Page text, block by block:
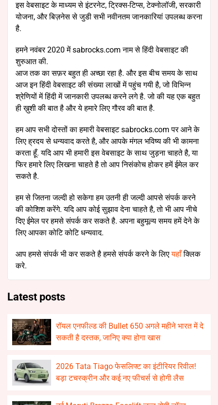
इस वेबसाइट के माध्यम से इंटरनेट, ट्रिक्स-टिप्स, टेक्नोलॉजी, सरकारी
योजना, और बिज़नेस से जुडी सभी नवीनतम जानकारियां उपलब्ध करना
है.
हमने नवंबर 2020 में sabrocks.com नाम से हिंदी वेबसाइट की
शुरुआत की.
आज तक का सफ़र बहुत ही अच्छा रहा है. और इस बीच समय के साथ
आज इन हिंदी वेबसाइट की संख्या लाखों में पहुंच गयी है, जो विभिन्न
श्रेणियों में हिंदी में जानकारी उपलब्ध करने लगे है. जो की यह एक बहुत
ही ख़ुशी की बात है और ये हमारे लिए गौरव की बात है.
हम आप सभी दोस्तों का हमारी वेबसाइट sabrocks.com पर आने के
लिए ह्रदय से धन्यवाद करते है, और आपके मंगल भविष्य की भी कामना
करता हूँ. यदि आप भी हमारी इस वेबसाइट के साथ जुड़ना चाहते है, या
फिर हमारे लिए लिखना चाहते है तो आप निसंकोच होकर हमें ईमेल कर
सकते है.
हम से जितना जल्दी हो सकेगा हम उतनी ही जल्दी आपसे संपर्क करने
की कोशिश करेंगे. यदि आप कोई सुझाव देना चाहते है, तो भी आप नीचे
दिए ईमेल पर हमसे संपर्क कर सकते है. अपना बहुमूल्य समय हमें देने के
लिए आपका कोटि कोटि धन्यवाद.
आप हमसे संपर्क भी कर सकते है हमसे संपर्क करने के लिएयहाँक्लिक
करे.
Latest posts
रॉयल एनफील्ड की Bullet 650 अगले महीने भारत में दे
सकती है दस्तक, जानिए क्या होगा खास
2026 Tata Tiago फेसलिफ्ट का इंटीरियर रिवील!
बड़ा टचस्क्रीन और कई नए फीचर्स से होगी लैस